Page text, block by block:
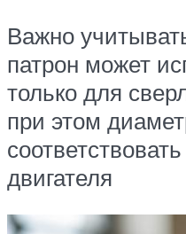
Важно
патрон может
только для
при этом
двигателя